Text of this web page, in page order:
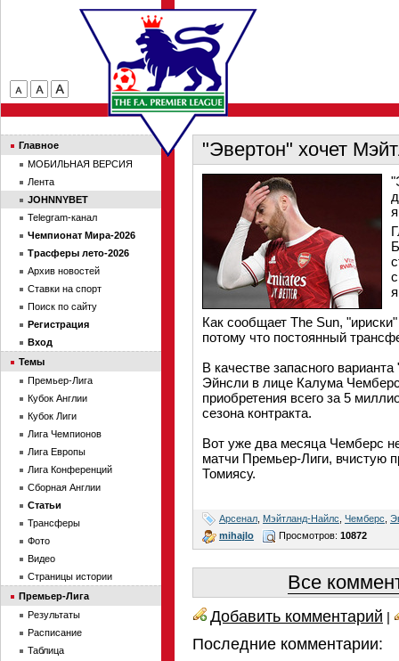
"Эвертон" хочет
Как сообщает The Sun,
потому что постоянный
В качестве запасного
Эйнсли в лице Калума
приобретения всего за 5
сезона контракта.
Вот уже два месяца Чемберс
матчи Премьер-Лиги, вчистую
Томиясу.
Арсенал Мэйтланд-Найлс Чемберс
mihajlo
Просмотров: 10872
Все
Добавить комментарий |
Последние комментарии:
Главное
МОБИЛЬНАЯ ВЕРСИЯ
Лента
JOHNNYBET
Telegram-канал
Чемпионат Мира-2026
Трасферы лето-2026
Архив новостей
Ставки на спорт
Поиск по сайту
Регистрация
Вход
Темы
Премьер-Лига
Кубок Англии
Кубок Лиги
Лига Чемпионов
Лига Европы
Лига Конференций
Сборная Англии
Статьи
Трансферы
Фото
Видео
Страницы истории
Премьер-Лига
Результаты
Расписание
Таблица